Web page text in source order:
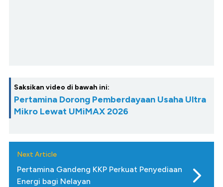
Saksikan video di bawah ini:
Pertamina Dorong Pemberdayaan Usaha Ultra
Mikro Lewat UMiMAX 2026
Next Article
Pertamina Gandeng KKP Perkuat Penyediaan
Energi bagi Nelayan